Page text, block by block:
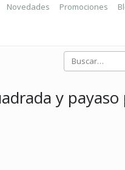
Novedades Promociones
y payaso